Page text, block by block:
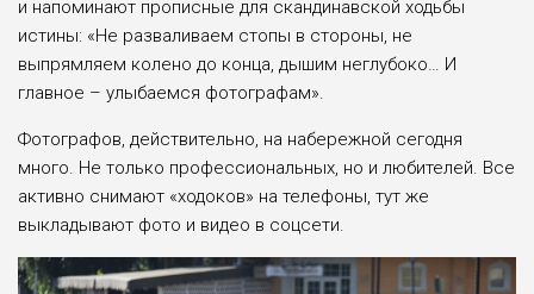
и напоминают прописные для скандинавской ходьбы
истины: «Не разваливаем стопы в стороны, не
выпрямляем колено до конца, дышим неглубоко… И
главное – улыбаемся фотографам».
Фотографов, действительно, на набережной сегодня
много. Не только профессиональных, но и любителей. Все
активно снимают «ходоков» на телефоны, тут же
выкладывают фото и видео в соцсети.